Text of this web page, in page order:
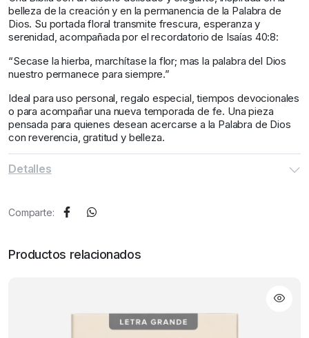
belleza de la creación y en la permanencia de la Palabra de
Dios. Su portada floral transmite frescura, esperanza y
serenidad, acompañada por el recordatorio de Isaías 40:8:
“Secase la hierba, marchítase la flor; mas la palabra del Dios
nuestro permanece para siempre.”
Ideal para uso personal, regalo especial, tiempos devocionales
o para acompañar una nueva temporada de fe. Una pieza
pensada para quienes desean acercarse a la Palabra de Dios
con reverencia, gratitud y belleza.
Detalles
Comparte:
Productos relacionados